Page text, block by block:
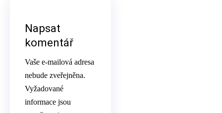
Napsat
komentář
Vaše e-mailová adresa
nebude zveřejněna.
Vyžadované
informace jsou